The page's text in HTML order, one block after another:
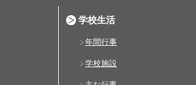
学校生活
年間行事
学校施設